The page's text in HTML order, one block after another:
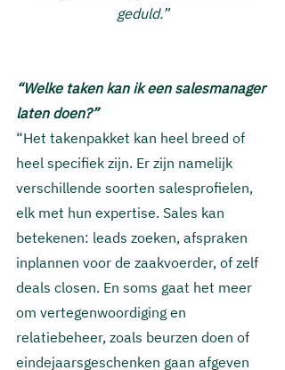
geduld.”
“Welke taken kan ik een salesmanager
laten doen?”
“Het takenpakket kan heel breed of
heel specifiek zijn. Er zijn namelijk
verschillende soorten salesprofielen,
elk met hun expertise. Sales kan
betekenen: leads zoeken, afspraken
inplannen voor de zaakvoerder, of zelf
deals closen. En soms gaat het meer
om vertegenwoordiging en
relatiebeheer, zoals beurzen doen of
eindejaarsgeschenken gaan afgeven